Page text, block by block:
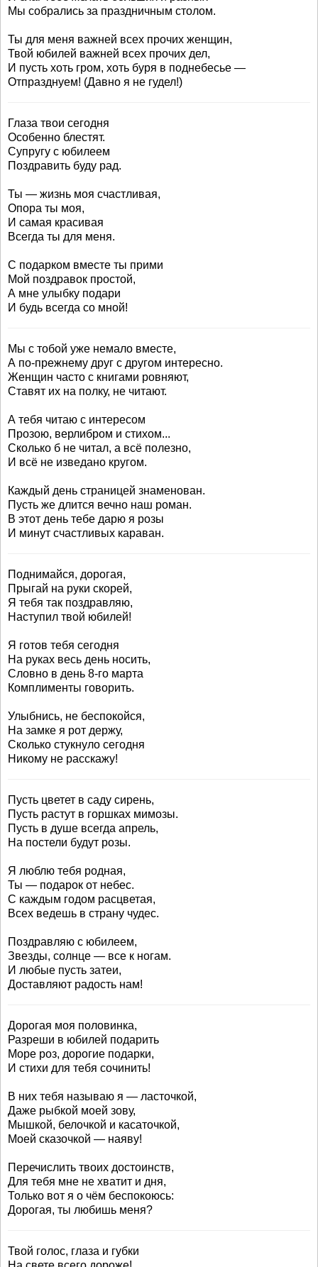
Мы собрались за праздничным столом.
Ты для меня важней всех прочих женщин,
Твой юбилей важней всех прочих дел,
И пусть хоть гром, хоть буря в поднебесье —
Отпразднуем! (Давно я не гудел!)
Глаза твои сегодня
Особенно блестят.
Супругу с юбилеем
Поздравить буду рад.
Ты — жизнь моя счастливая,
Опора ты моя,
И самая красивая
Всегда ты для меня.
С подарком вместе ты прими
Мой поздравок простой,
А мне улыбку подари
И будь всегда со мной!
Мы с тобой уже немало вместе,
А по-прежнему друг с другом интересно.
Женщин часто с книгами ровняют,
Ставят их на полку, не читают.
А тебя читаю с интересом
Прозою, верлибром и стихом...
Сколько б не читал, а всё полезно,
И всё не изведано кругом.
Каждый день страницей знаменован.
Пусть же длится вечно наш роман.
В этот день тебе дарю я розы
И минут счастливых караван.
Поднимайся, дорогая,
Прыгай на руки скорей,
Я тебя так поздравляю,
Наступил твой юбилей!
Я готов тебя сегодня
На руках весь день носить,
Словно в день 8-го марта
Комплименты говорить.
Улыбнись, не беспокойся,
На замке я рот держу,
Сколько стукнуло сегодня
Никому не расскажу!
Пусть цветет в саду сирень,
Пусть растут в горшках мимозы.
Пусть в душе всегда апрель,
На постели будут розы.
Я люблю тебя родная,
Ты — подарок от небес.
С каждым годом расцветая,
Всех ведешь в страну чудес.
Поздравляю с юбилеем,
Звезды, солнце — все к ногам.
И любые пусть затеи,
Доставляют радость нам!
Дорогая моя половинка,
Разреши в юбилей подарить
Море роз, дорогие подарки,
И стихи для тебя сочинить!
В них тебя называю я — ласточкой,
Даже рыбкой моей зову,
Мышкой, белочкой и касаточкой,
Моей сказочкой — наяву!
Перечислить твоих достоинств,
Для тебя мне не хватит и дня,
Только вот я о чём беспокоюсь:
Дорогая, ты любишь меня?
Твой голос, глаза и губки